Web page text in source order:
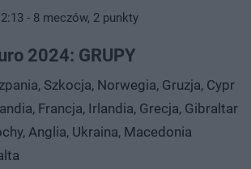
- 8 meczów, 2 punkty
2024: GRUPY
Szkocja, Norwegia, Gruzja, Cypr
Francja, Irlandia, Grecja, Gibraltar
Anglia, Ukraina, Macedonia